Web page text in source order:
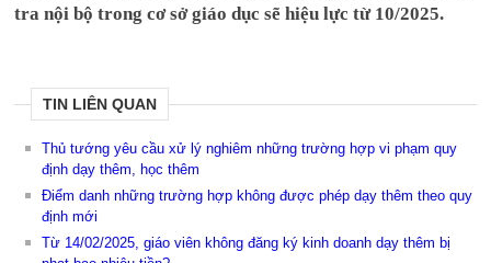
tra nội bộ trong cơ sở giáo dục sẽ hiệu lực từ 10/2025.
TIN LIÊN QUAN
Thủ tướng yêu cầu xử lý nghiêm những trường hợp vi phạm quy
định dạy thêm, học thêm
Điểm danh những trường hợp không được phép dạy thêm theo quy
định mới
Từ 14/02/2025, giáo viên không đăng ký kinh doanh dạy thêm bị